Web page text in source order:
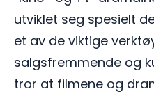
utviklet seg spesielt
et av de viktige
salgsfremmende og
tror at filmene og